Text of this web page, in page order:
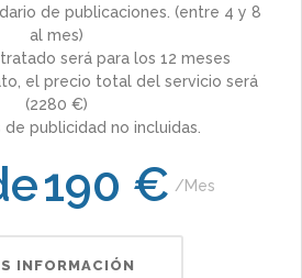
de publicaciones. (entre 4 y 8
al mes)
será para los 12 meses
el precio total del servicio será
(2280 €)
de publicidad no incluidas.
190 € Mes
INFORMACIÓN